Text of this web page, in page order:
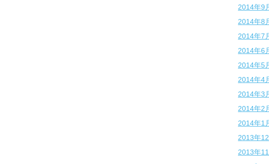
2014年9
2014年8
2014年7
2014年6
2014年5
2014年4
2014年3
2014年2
2014年1
2013年12
2013年11